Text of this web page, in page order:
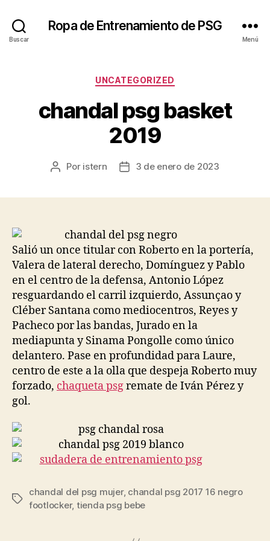
Buscar
Ropa de Entrenamiento de PSG
Menú
Categorías
UNCATEGORIZED
chandal psg basket
2019
Autor
Por istern
Fecha3 de enero de 2023
Salió un once titular con Roberto en la portería,
Valera de lateral derecho, Domínguez y Pablo
en el centro de la defensa, Antonio López
resguardando el carril izquierdo, Assunçao y
Cléber Santana como mediocentros, Reyes y
Pacheco por las bandas, Jurado en la
mediapunta y Sinama Pongolle como único
delantero. Pase en profundidad para Laure,
centro de este a la olla que despeja Roberto muy
forzado, chaqueta psgremate de Iván Pérez y
gol.
Etiquetas
chandal del psg mujer, chandal psg 2017 16 negro
footlocker, tienda psg bebe